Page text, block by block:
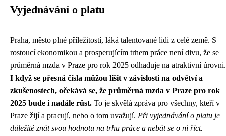
Vyjednávání o platu
Praha, město plné příležitostí, láká talentované lidi z celé země. S
rostoucí ekonomikou a prosperujícím trhem práce není divu, že se
průměrná mzda v Praze pro rok 2025 odhaduje na atraktivní úrovni.
I když se přesná čísla můžou lišit v závislosti na odvětví a
zkušenostech, očekává se, že průměrná mzda v Praze pro rok
2025 bude i nadále růst. To je skvělá zpráva pro všechny, kteří v
Praze žijí a pracují, nebo o tom uvažují. Při vyjednávání o platu je
důležité znát svou hodnotu na trhu práce a nebát se o ni říct.